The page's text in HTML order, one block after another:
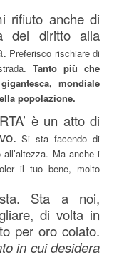
rifiuto anche di
del diritto alla
Preferisco rischiare di
Tanto più che
mondiale
popolazione.
è un atto di
Si sta facendo di
Ma anche i
il tuo bene, molto
Sta a noi,
di volta in
per oro colato.
in cui desidera